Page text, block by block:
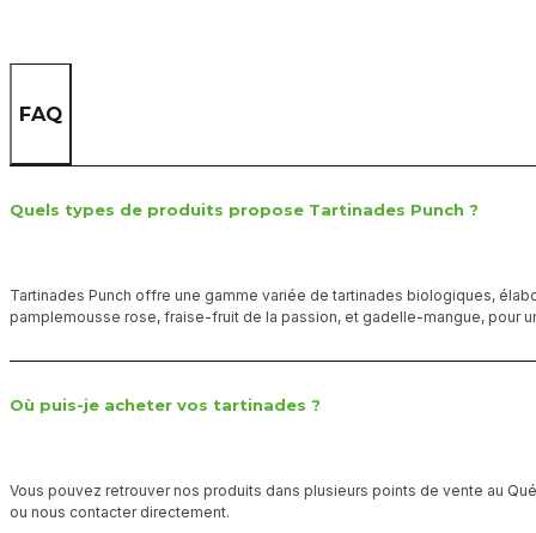
FAQ
Quels types de produits propose Tartinades Punch ?
Tartinades Punch offre une gamme variée de tartinades biologiques,
pamplemousse rose, fraise-fruit de la passion, et gadelle-mangue, pour
Où puis-je acheter vos tartinades ?
Vous pouvez retrouver nos produits dans plusieurs points de vente au
ou nous contacter directement.